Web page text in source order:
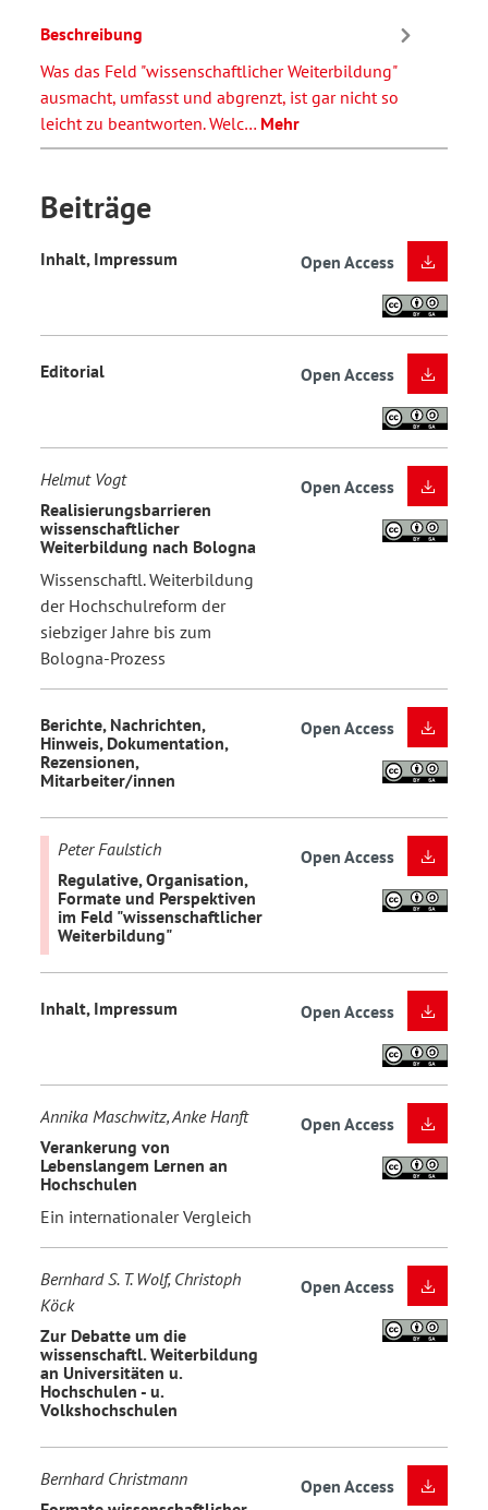
Beschreibung
Was das Feld "wissenschaftlicher Weiterbildung"
ausmacht, umfasst und abgrenzt, ist gar nicht so
leicht zu beantworten. Welc… Mehr
Beiträge
Inhalt, Impressum Open Access
Editorial Open Access
Helmut Vogt
Realisierungsbarrieren
wissenschaftlicher
Weiterbildung nach Bologna
Wissenschaftl. Weiterbildung
der Hochschulreform der
siebziger Jahre bis zum
Bologna-Prozess
Open Access
Berichte, Nachrichten,
Hinweis, Dokumentation,
Rezensionen,
Mitarbeiter/innen
Open Access
Peter Faulstich
Regulative, Organisation,
Formate und Perspektiven
im Feld "wissenschaftlicher
Weiterbildung"
Open Access
Inhalt, Impressum Open Access
Annika Maschwitz, Anke Hanft
Verankerung von
Lebenslangem Lernen an
Hochschulen
Ein internationaler Vergleich
Open Access
Bernhard S. T. Wolf, Christoph
Köck
Zur Debatte um die
wissenschaftl. Weiterbildung
an Universitäten u.
Hochschulen - u.
Volkshochschulen
Open Access
Bernhard Christmann
Open Access